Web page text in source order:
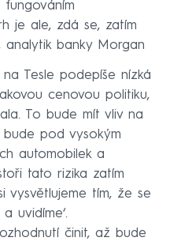
fungováním
je ale, zdá se, zatím
analytik banky Morgan
Tesle podepíše nízká
cenovou politiku,
To bude mít vliv na
bude pod vysokým
automobilek a
tato rizika zatím
vysvětlujeme tím, že se
uvidíme‘.
činit, až bude